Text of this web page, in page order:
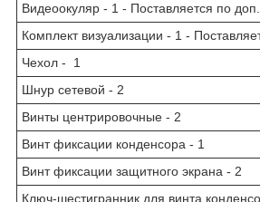
Видеоокуляр - 1 - Поставляется по
Комплект визуализации - 1 -
Чехол - 1
Шнур сетевой - 2
Винты центрировочные - 2
Винт фиксации конденсора - 1
Винт фиксации защитного экрана - 2
Ключ-шестигранник для винта